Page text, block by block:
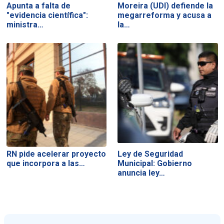
Apunta a falta de
"evidencia científica":
ministra…
Moreira (UDI) defiende la
megarreforma y acusa a
la…
RN pide acelerar proyecto
que incorpora a las…
Ley de Seguridad
Municipal: Gobierno
anuncia ley…